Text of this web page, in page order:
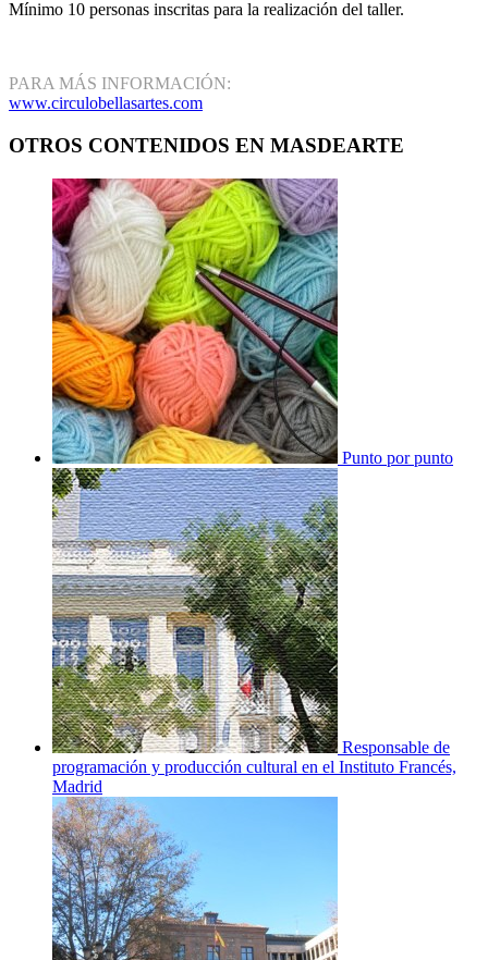
Mínimo 10 personas inscritas para la realización del taller.
PARA MÁS INFORMACIÓN:
www.circulobellasartes.com
OTROS CONTENIDOS EN MASDEARTE
Punto por punto
Responsable de
programación y producción cultural en el Instituto Francés,
Madrid